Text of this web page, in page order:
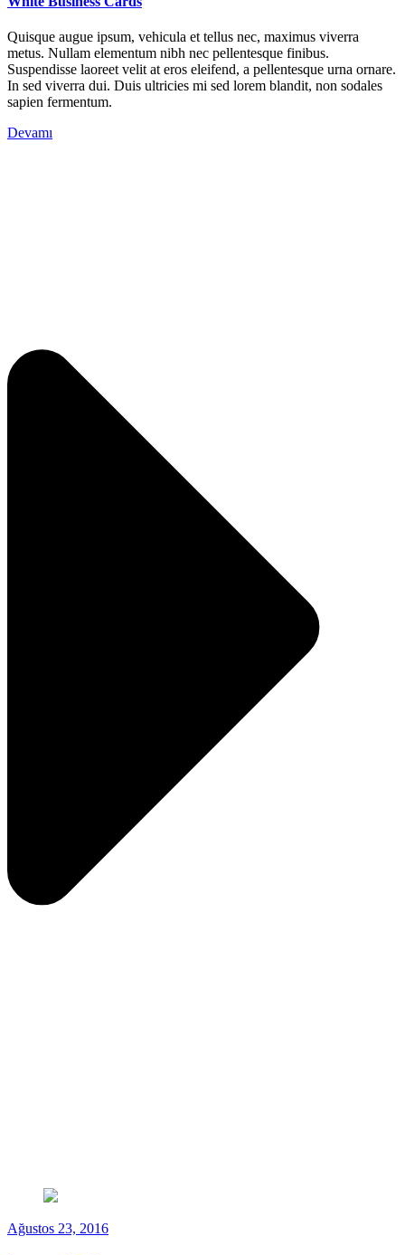
Quisque augue ipsum, vehicula et tellus nec, maximus viverra
metus. Nullam elementum nibh nec pellentesque finibus.
Suspendisse laoreet velit at eros eleifend, a pellentesque urna ornare.
In sed viverra dui. Duis ultricies mi sed lorem blandit, non sodales
sapien fermentum.
Devamı
Ağustos 23, 2016